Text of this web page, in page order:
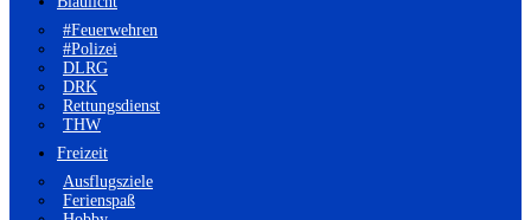
#Feuerwehren
#Polizei
DLRG
DRK
Rettungsdienst
THW
Freizeit
Ausflugsziele
Ferienspaß